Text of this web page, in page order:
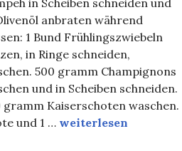
in Scheiben schneiden und
anbraten während
1 Bund Frühlingszwiebeln
in Ringe schneiden,
500 gramm Champignons
und in Scheiben schneiden.
gramm Kaiserschoten waschen.
und 1 … Tempeh Gemüse
weiterlesen